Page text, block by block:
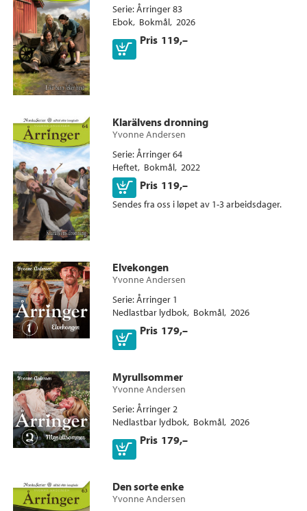
Serie Årringer 83
Ebok Bokmål 2026
Pris 119,–
Klarälvens dronning
Yvonne Andersen
Serie Årringer 64
Heftet Bokmål 2022
Pris 119,–
Kjøp
Sendes fra oss i løpet av 1-3 arbeidsdager.
Elvekongen
Yvonne Andersen
Serie Årringer 1
Nedlastbar lydbok Bokmål 2026
Pris 179,–
Myrullsommer
Yvonne Andersen
Serie Årringer 2
Nedlastbar lydbok Bokmål 2026
Pris 179,–
Den sorte enke
Yvonne Andersen